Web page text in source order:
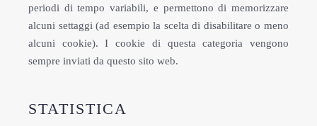
periodi di tempo variabili, e permettono di memorizzare
alcuni settaggi (ad esempio la scelta di disabilitare o meno
alcuni cookie). I cookie di questa categoria vengono
sempre inviati da questo sito web.
STATISTICA